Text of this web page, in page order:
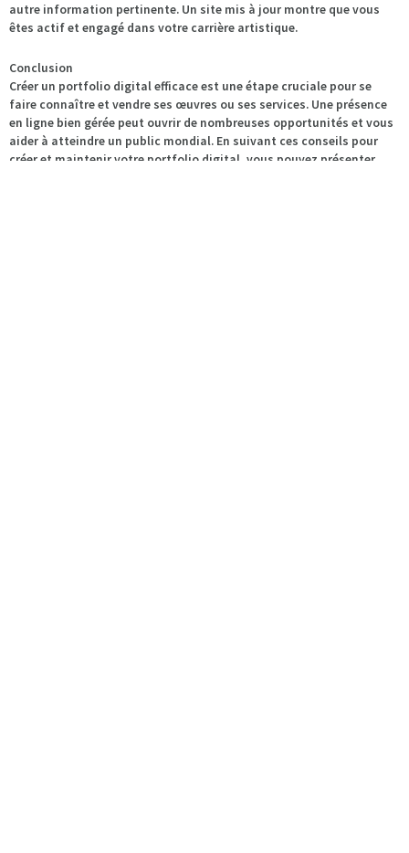
autre information pertinente. Un site mis à jour montre que vous
êtes actif et engagé dans votre carrière artistique.
Conclusion
Créer un portfolio digital efficace est une étape cruciale pour se
faire connaître et vendre ses œuvres ou ses services. Une présence
en ligne bien gérée peut ouvrir de nombreuses opportunités et vous
aider à atteindre un public mondial. En suivant ces conseils pour
créer et maintenir votre portfolio digital, vous pouvez présenter